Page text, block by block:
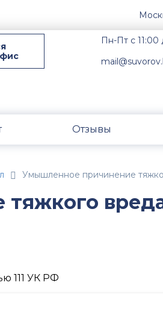
Пн-Пт с 11:00
Отзывы
Умышленное причинение